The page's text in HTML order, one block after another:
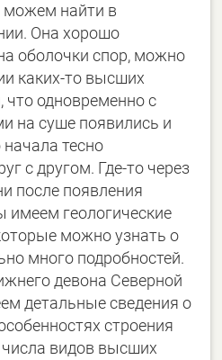
найти в
Она хорошо
оболочки спор, можно
каких-то высших
одновременно с
на суше появились и
тесно
с другом. Где-то через
после появления
имеем геологические
можно узнать о
много подробностей.
девона Северной
детальные сведения о
строения
видов высших